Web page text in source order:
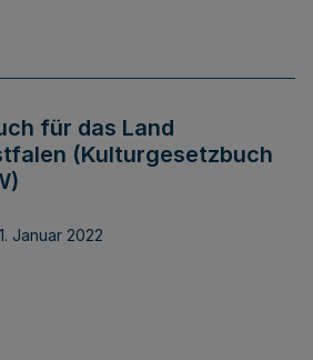
für das Land
(Kulturgesetzbuch
Januar 2022